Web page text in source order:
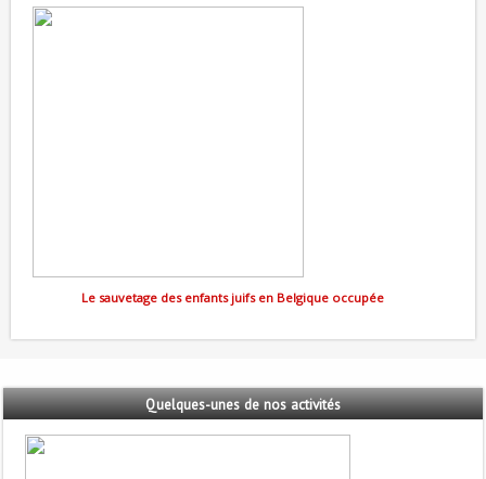
Le sauvetage des enfants juifs en Belgique occupée
Quelques-unesde nos activités